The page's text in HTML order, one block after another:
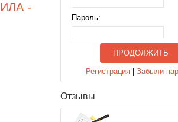
-
Пароль:
ПРОДОЛЖИТЬ
Регистрация |Забыли
Отзывы